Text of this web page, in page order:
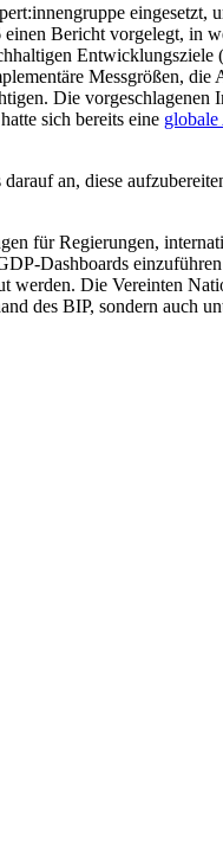
Bericht vorgelegt, in
Entwicklungsziele (
Messgrößen,
Die vorgeschlagenen
sich bereits eine
an, diese
für Regierungen,
Dashboards
werden. Die Vereinten
des BIP, sondern auch